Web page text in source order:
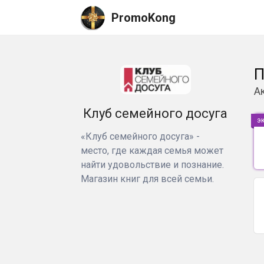
PromoKong
Клуб семейного досуга
«Клуб семейного досуга» -
место, где каждая семья может
найти удовольствие и познание.
Магазин книг для всей семьи.